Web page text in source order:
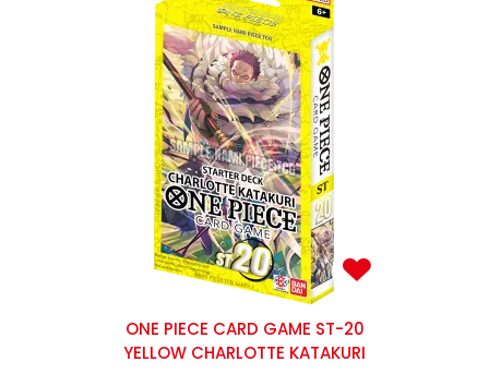
ONE PIECE CARD GAME ST-20
YELLOW CHARLOTTE KATAKURI